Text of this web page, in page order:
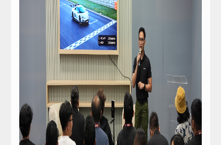
STEREO WAREHOUSE
Site Link
Sebulan Jelang Mudik Lebaran, Teknologi
JAECOO J5 EV Jadi Model SUV EV